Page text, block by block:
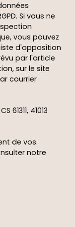
Si vous ne
vous pouvez
d'opposition
par l'article
sur le site
courrier
61311, 41013
de vos
notre